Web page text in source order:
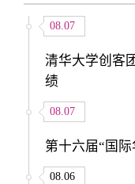
08.07
清华大学创客
绩
08.07
第十六届“国
08.06